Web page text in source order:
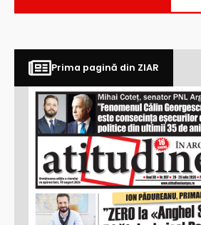
Prima pagină din ZIAR